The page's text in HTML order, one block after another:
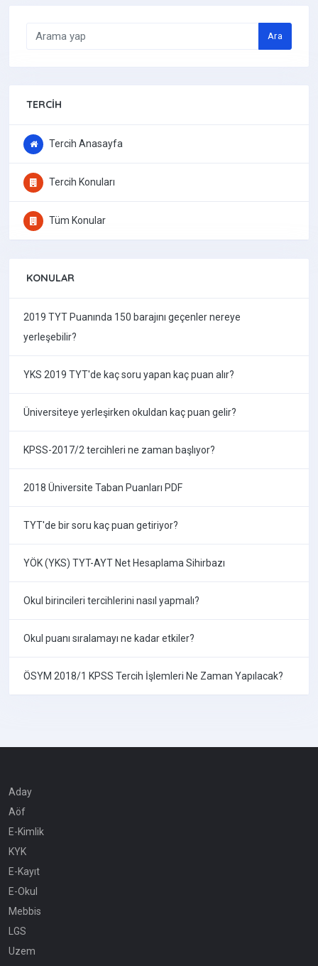
Ara
TERCIH
Tercih Anasayfa
Tercih Konuları
Tüm Konular
KONULAR
2019 TYT Puanında 150 barajını geçenler nereye
yerleşebilir?
YKS 2019 TYT'de kaç soru yapan kaç puan alır?
Üniversiteye yerleşirken okuldan kaç puan gelir?
KPSS-2017/2 tercihleri ne zaman başlıyor?
2018 Üniversite Taban Puanları PDF
TYT'de bir soru kaç puan getiriyor?
YÖK (YKS) TYT-AYT Net Hesaplama Sihirbazı
Okul birincileri tercihlerini nasıl yapmalı?
Okul puanı sıralamayı ne kadar etkiler?
ÖSYM 2018/1 KPSS Tercih İşlemleri Ne Zaman Yapılacak?
Aday
Aöf
E-Kimlik
KYK
E-Kayıt
E-Okul
Mebbis
LGS
Uzem